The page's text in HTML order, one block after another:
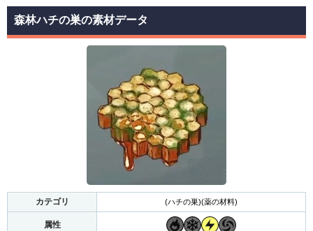
森林ハチの巣の素材データ
カテゴリ (ハチの巣)(薬の材料)
属性